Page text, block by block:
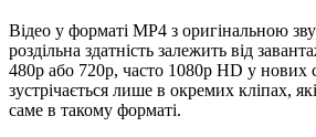
Відео у форматі MP4 з оригінальною
роздільна здатність залежить від
480p або 720p, часто 1080p HD у нових
зустрічається лише в окремих кліпах,
саме в такому форматі.